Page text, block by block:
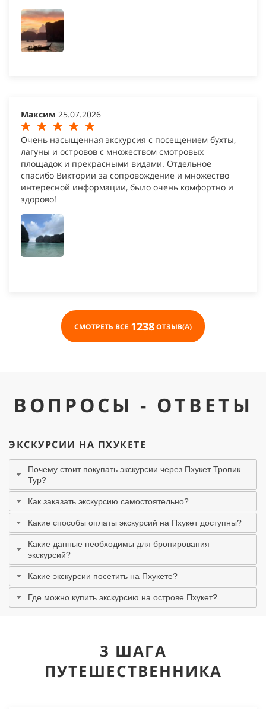
Максим 25.07.2026
Очень насыщенная экскурсия с посещением бухты,
лагуны и островов с множеством смотровых
площадок и прекрасными видами. Отдельное
спасибо Виктории за сопровождение и множество
интересной информации, было очень комфортно и
здорово!
СМОТРЕТЬ ВСЕ 1238ОТЗЫВ(А)
ВОПРОСЫ - ОТВЕТЫ
ЭКСКУРСИИ НА ПХУКЕТЕ
Почему стоит покупать экскурсии через Пхукет Тропик
Тур?
Как заказать экскурсию самостоятельно?
Какие способы оплаты экскурсий на Пхукет доступны?
Какие данные необходимы для бронирования
экскурсий?
Какие экскурсии посетить на Пхукете?
Где можно купить экскурсию на острове Пхукет?
3 ШАГА
ПУТЕШЕСТВЕННИКА